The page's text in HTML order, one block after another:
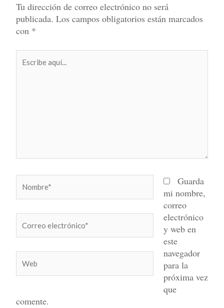
Tu dirección de correo electrónico no será
publicada. Los campos obligatorios están marcados
con *
aquí...
electrónico*
Guarda
mi nombre,
correo
electrónico
y web en
este
navegador
para la
próxima vez
que
comente.